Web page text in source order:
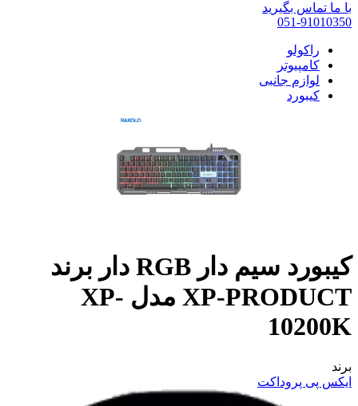
با ما تماس بگیرید
051-91010350
راکولو
کامپیوتر
لوازم جانبی
کیبورد
کیبورد سیم دار RGB دار برند
XP-PRODUCT مدل XP-
10200K
برند
ایکس پی پروداکت